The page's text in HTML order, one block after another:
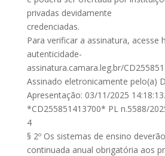
privadas devidamente
credenciadas.
Para verificar a assinatura, acesse
autenticidade-
assinatura.camara.leg.br/
Assinado eletronicamente pelo(a)
Apresentação: 03/11/2025
*CD255851413700* PL n.5588/
4
§ 2º Os sistemas de ensino
continuada anual obrigatória aos